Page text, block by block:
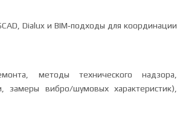
Dialux и BIM‑подходы для координации
методы технического надзора,
замеры вибро/шумовых характеристик),